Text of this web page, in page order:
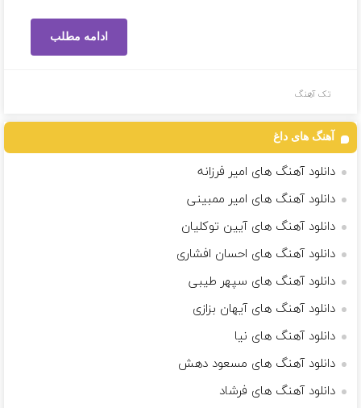
ادامه مطلب
تک آهنگ
آهنگ های داغ
دانلود آهنگ های امیر فرزانه
دانلود آهنگ های امیر ممبینی
دانلود آهنگ های آیین توکلیان
دانلود آهنگ های احسان افشاری
دانلود آهنگ های سپهر طیبی
دانلود آهنگ های آیهان بزازی
دانلود آهنگ های نیا
دانلود آهنگ های مسعود دهش
دانلود آهنگ های فرشاد